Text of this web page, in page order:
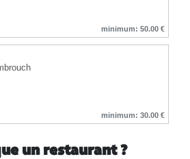
minimum: 50.00 €
minimum: 30.00 €
un restaurant ?